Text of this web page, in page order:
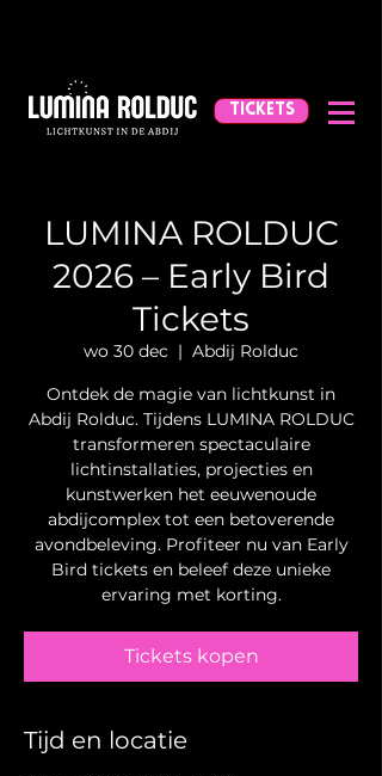
TICKETS
LUMINA ROLDUC
2026 – Early Bird
Tickets
wo 30 dec
  |
Abdij Rolduc
Ontdek de magie van lichtkunst in
Abdij Rolduc. Tijdens LUMINA ROLDUC
transformeren spectaculaire
lichtinstallaties, projecties en
kunstwerken het eeuwenoude
abdijcomplex tot een betoverende
avondbeleving. Profiteer nu van Early
Bird tickets en beleef deze unieke
ervaring met korting.
Tickets kopen
Tijd en locatie